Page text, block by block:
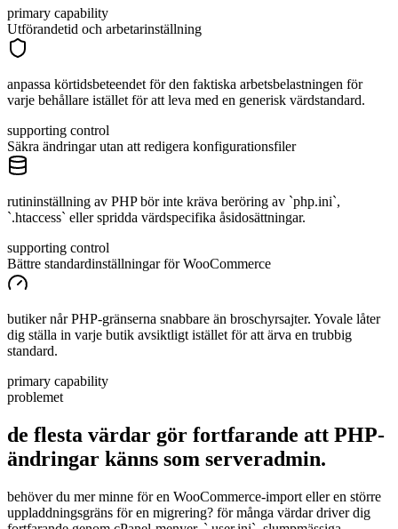
primary capability
Utförandetid och arbetarinställning
anpassa körtidsbeteendet för den faktiska arbetsbelastningen för
varje behållare istället för att leva med en generisk värdstandard.
supporting control
Säkra ändringar utan att redigera konfigurationsfiler
rutininställning av PHP bör inte kräva beröring av `php.ini`,
`.htaccess` eller spridda värdspecifika åsidosättningar.
supporting control
Bättre standardinställningar för WooCommerce
butiker når PHP-gränserna snabbare än broschyrsajter. Yovale låter
dig ställa in varje butik avsiktligt istället för att ärva en trubbig
standard.
primary capability
problemet
de flesta värdar gör fortfarande att PHP-
ändringar känns som serveradmin.
behöver du mer minne för en WooCommerce-import eller en större
uppladdningsgräns för en migrering? för många värdar driver dig